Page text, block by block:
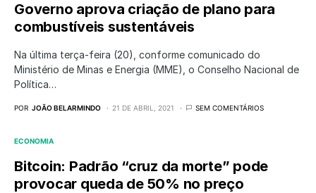
Governo aprova criação de plano para
combustíveis sustentáveis
Na última terça-feira (20), conforme comunicado do
Ministério de Minas e Energia (MME), o Conselho Nacional de
Política…
POR JOÃO BELARMINDO 21 DE ABRIL, 2021 SEM COMENTÁRIOS
ECONOMIA
Bitcoin: Padrão “cruz da morte” pode
provocar queda de 50% no preço